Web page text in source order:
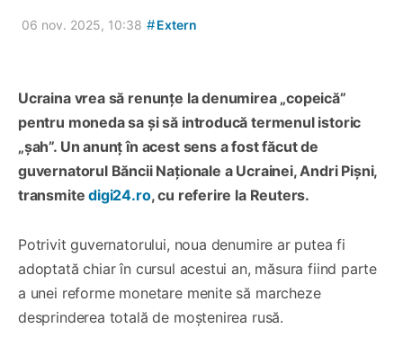
06 nov. 2025, 10:38 #Extern
Ucraina vrea să renunțe la denumirea „copeică”
pentru moneda sa și să introducă termenul istoric
„șah”. Un anunț în acest sens a fost făcut de
guvernatorul Băncii Naționale a Ucrainei, Andri Pișni,
transmitedigi24.ro, cu referire la Reuters.
Potrivit guvernatorului, noua denumire ar putea fi
adoptată chiar în cursul acestui an, măsura fiind parte
a unei reforme monetare menite să marcheze
desprinderea totală de moștenirea rusă.